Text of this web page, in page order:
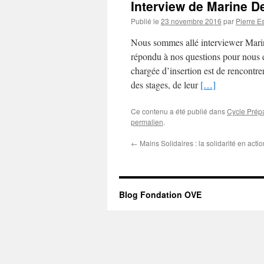
Interview de Marine
Publié le 23 novembre 2016 par Pierre
Nous sommes allé interviewer
répondu à nos questions pour
chargée d’insertion est de
des stages, de leur[…]
Ce contenu a été publié dansCycle
permalien.
← Mains Solidaires : la solidarité en
Blog Fondation OVE